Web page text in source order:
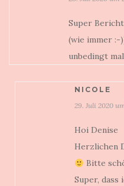
Super
(wie immer :-
unbedingt
NICOLE
29. Juli 2020
Hoi Denise
Herzlichen
Bitte
Super, dass